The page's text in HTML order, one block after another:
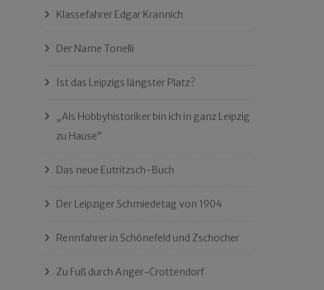
Klassefahrer Edgar Krannich
Der Name Tonelli
Ist das Leipzigs längster Platz?
„Als Hobbyhistoriker bin ich in ganz Leipzig
zu Hause“
Das neue Eutritzsch-Buch
Der Leipziger Schmiedetag von 1904
Rennfahrer in Schönefeld und Zschocher
Zu Fuß durch Anger-Crottendorf